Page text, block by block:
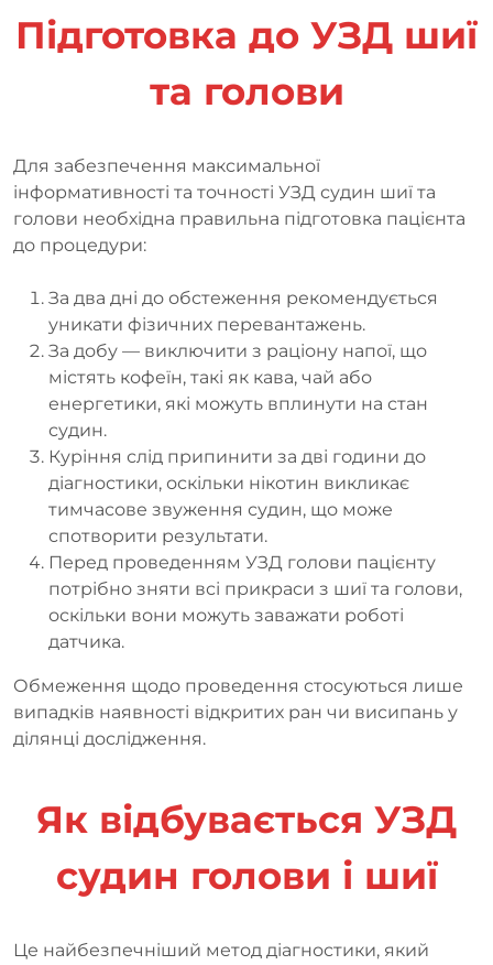
Підготовка до УЗД шиї
та голови
Для забезпечення максимальної
інформативності та точності УЗД судин шиї та
голови необхідна правильна підготовка пацієнта
до процедури:
За два дні до обстеження рекомендується
уникати фізичних перевантажень.
За добу — виключити з раціону напої, що
містять кофеїн, такі як кава, чай або
енергетики, які можуть вплинути на стан
судин.
Куріння слід припинити за дві години до
діагностики, оскільки нікотин викликає
тимчасове звуження судин, що може
спотворити результати.
Перед проведенням УЗД голови пацієнту
потрібно зняти всі прикраси з шиї та голови,
оскільки вони можуть заважати роботі
датчика.
Обмеження щодо проведення стосуються лише
випадків наявності відкритих ран чи висипань у
ділянці дослідження.
Як відбувається УЗД
судин голови і шиї
Це найбезпечніший метод діагностики, який